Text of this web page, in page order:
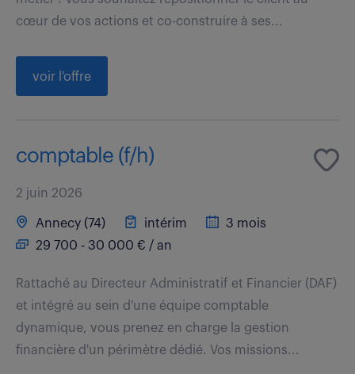
cœur de vos actions et co-construire à ses...
voir l'offre
comptable (f/h)
2 juin 2026
Annecy (74) intérim
3 mois
29 700 - 30 000 € / an
Rattaché au Directeur Administratif et Financier (DAF)
et intégré au sein d'une équipe comptable
dynamique, vous prenez en charge la gestion
financière d'un périmètre dédié. Vos missions...